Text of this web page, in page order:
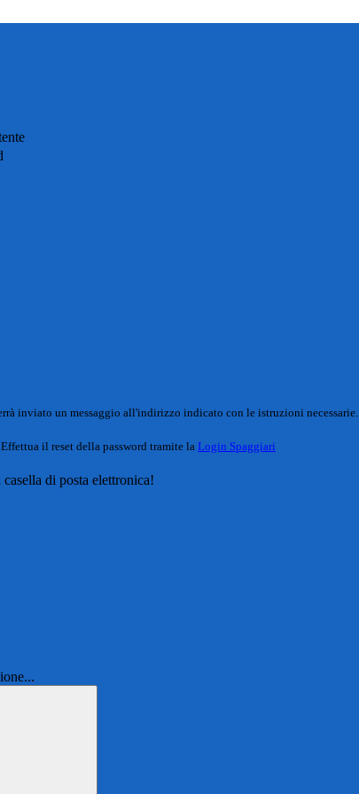
inviato un messaggio all'indirizzo indicato con le istruzioni necessarie.
il reset della password tramite la Login Spaggiari
di posta elettronica!